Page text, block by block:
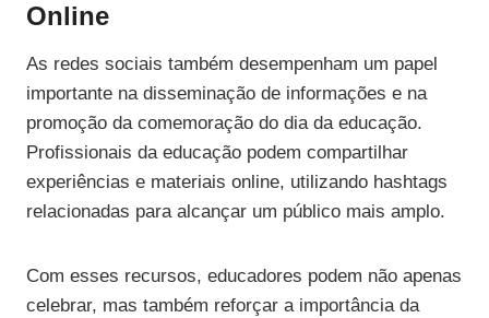
Online
As redes sociais também desempenham um papel
importante na disseminação de informações e na
promoção da comemoração do dia da educação.
Profissionais da educação podem compartilhar
experiências e materiais online, utilizando hashtags
relacionadas para alcançar um público mais amplo.
Com esses recursos, educadores podem não apenas
celebrar, mas também reforçar a importância da